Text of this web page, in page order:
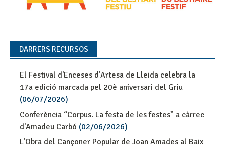
DARRERS RECURSOS
El Festival d'Enceses d'Artesa de Lleida celebra la
17a edició marcada pel 20è aniversari del Griu
(06/07/2026)
Conferència “Corpus. La festa de les festes” a càrrec
d'Amadeu Carbó (02/06/2026)
L'Obra del Cançoner Popular de Joan Amades al Baix